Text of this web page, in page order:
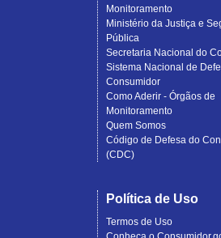
Monitoramento
Ministério da Justiça e
Pública
Secretaria Nacional do
Sistema Nacional de
Consumidor
Como Aderir - Órgãos de
Monitoramento
Quem Somos
Código de Defesa do
(CDC)
Política de Uso
Termos de Uso